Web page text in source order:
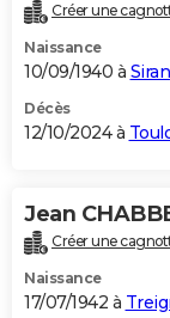
Créer une
Naissance
10/09/1940 à Siran
Décès
12/10/2024 à
Jean
Créer une
Naissance
17/07/1942 à